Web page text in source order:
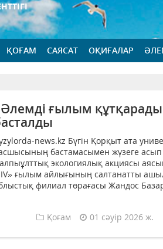
ҚОҒАМ САЯСАТ ОҚИҒАЛАР
ғылым
news.kz Бүгін Қорқыт ата
бастамасымен жүзеге асып
экологиялық акциясы
ғылым айлығының салтанатты
филиал төрағасы Жандос
Қоғам 01 сәуір 2026 ж.